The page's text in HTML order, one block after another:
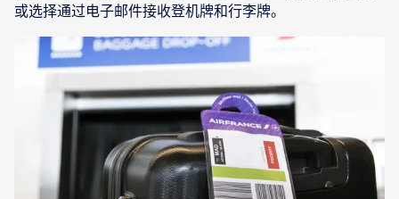
或选择通过电子邮件接收登机牌和行李牌。